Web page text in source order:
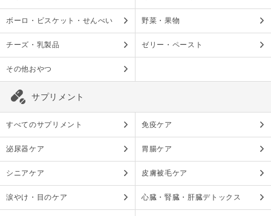
ボーロ・ビスケット・せんべい 野菜・果物
チーズ・乳製品 ゼリー・ペースト
その他おやつ
サプリメント
すべてのサプリメント 免疫ケア
泌尿器ケア 胃腸ケア
シニアケア 皮膚被毛ケア
涙やけ・目のケア 心臓・腎臓・肝臓デトックス